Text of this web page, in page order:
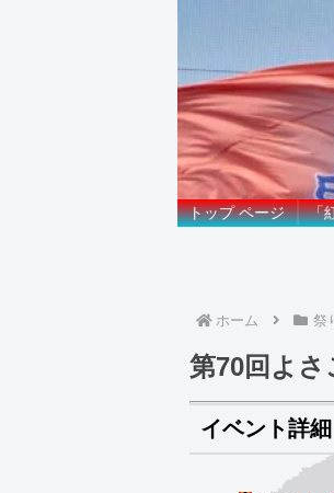
トップ ページ 「
ホーム 祭
第70回よさ
イベント詳細